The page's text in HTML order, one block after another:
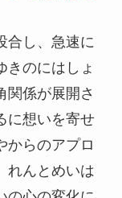
合し、急速に
きのにはしょ
関係が展開さ
に想いを寄せ
からのアプロ
れんとめいは